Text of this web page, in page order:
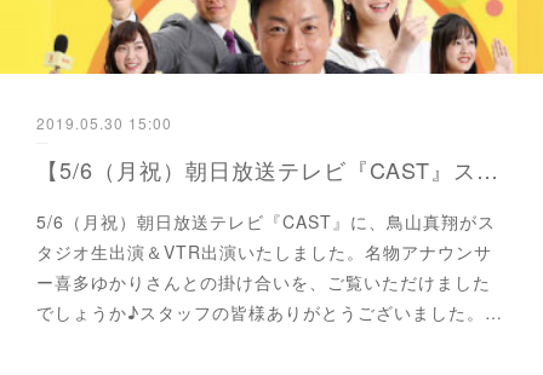
2019.05.30 15:00
【5/6（月祝）朝日放送テレビ『CAST』スタジオ生出演】
5/6（月祝）朝日放送テレビ『CAST』に、鳥山真翔がス
タジオ生出演＆VTR出演いたしました。名物アナウンサ
ー喜多ゆかりさんとの掛け合いを、ご覧いただけました
でしょうか♪スタッフの皆様ありがとうございました。…